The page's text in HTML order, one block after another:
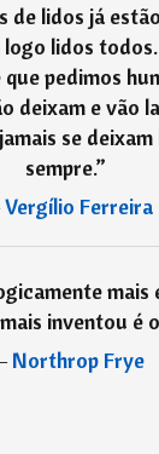
de lidos já
lidos todos.
pedimos
deixam e vão
se
sempre.”
Vergílio Ferreira
mais
inventou é
Northrop Frye